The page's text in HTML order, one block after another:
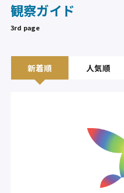
観察ガイド
3rd page
新着順 人気順